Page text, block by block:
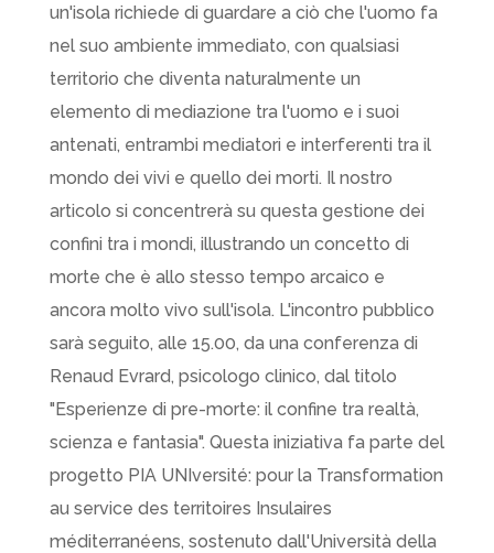
un'isola richiede di guardare a ciò che l'uomo fa
nel suo ambiente immediato, con qualsiasi
territorio che diventa naturalmente un
elemento di mediazione tra l'uomo e i suoi
antenati, entrambi mediatori e interferenti tra il
mondo dei vivi e quello dei morti. Il nostro
articolo si concentrerà su questa gestione dei
confini tra i mondi, illustrando un concetto di
morte che è allo stesso tempo arcaico e
ancora molto vivo sull'isola. L'incontro pubblico
sarà seguito, alle 15.00, da una conferenza di
Renaud Evrard, psicologo clinico, dal titolo
"Esperienze di pre-morte: il confine tra realtà,
scienza e fantasia". Questa iniziativa fa parte del
progetto PIA UNIversité: pour la Transformation
au service des territoires Insulaires
méditerranéens, sostenuto dall'Università della